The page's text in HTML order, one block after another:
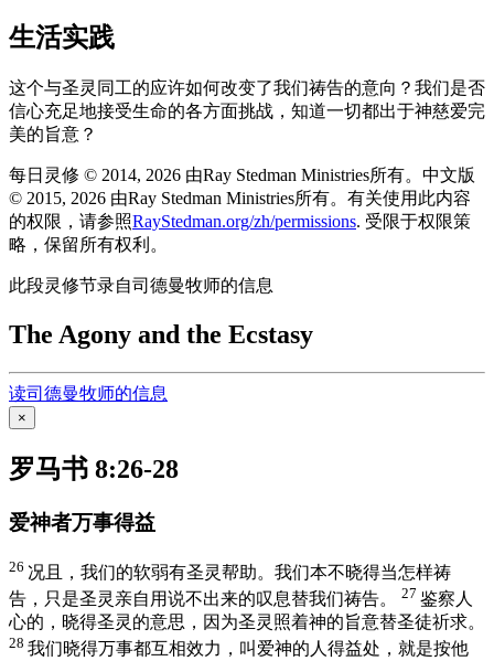
生活实践
这个与圣灵同工的应许如何改变了我们祷告的意向？我们是否
信心充足地接受生命的各方面挑战，知道一切都出于神慈爱完
美的旨意？
每日灵修 © 2014, 2026 由Ray Stedman Ministries所有。中文版
© 2015, 2026 由Ray Stedman Ministries所有。有关使用此内容
的权限，请参照RayStedman.org/zh/permissions. 受限于权限策
略，保留所有权利。
此段灵修节录自司德曼牧师的信息
The Agony and the Ecstasy
读司德曼牧师的信息
×
罗马书 8:26-28
爱神者万事得益
26 况且，我们的软弱有圣灵帮助。我们本不晓得当怎样祷
告，只是圣灵亲自用说不出来的叹息替我们祷告。
27 鉴察人
心的，晓得圣灵的意思，因为圣灵照着神的旨意替圣徒祈求。
28 我们晓得万事都互相效力，叫爱神的人得益处，就是按他